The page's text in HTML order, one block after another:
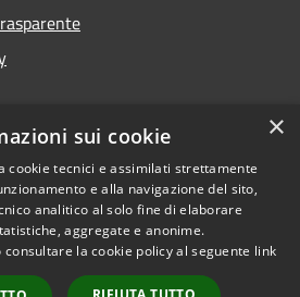
Copyright © 2026 • Comune di
Giussano • Powered by
Municipium• Accesso
×
sui cookie
cookie tecnici e assimilati strettamente
e alla navigazione del sito,
analitico al solo fine di elaborare
aggregate e anonime.
la cookie policy al seguente link